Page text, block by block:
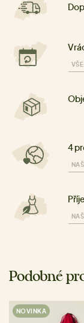
4
Podobné
NOVINKA